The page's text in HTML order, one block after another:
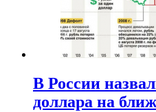
В России
доллара на